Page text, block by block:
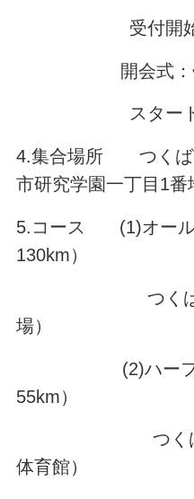
受付開始：
開会式：午
スタート：
4.集合場所 つくば
市研究学園一丁目1番
5.コース (1)オール
130km）
つくば市～
場）
(2)ハーフコー
55km）
つくば市～
体育館）